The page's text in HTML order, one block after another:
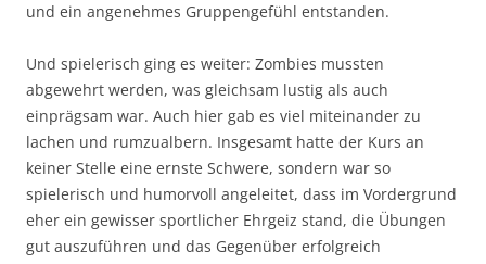
und ein angenehmes Gruppengefühl entstanden.
Und spielerisch ging es weiter: Zombies mussten
abgewehrt werden, was gleichsam lustig als auch
einprägsam war. Auch hier gab es viel miteinander zu
lachen und rumzualbern. Insgesamt hatte der Kurs an
keiner Stelle eine ernste Schwere, sondern war so
spielerisch und humorvoll angeleitet, dass im Vordergrund
eher ein gewisser sportlicher Ehrgeiz stand, die Übungen
gut auszuführen und das Gegenüber erfolgreich